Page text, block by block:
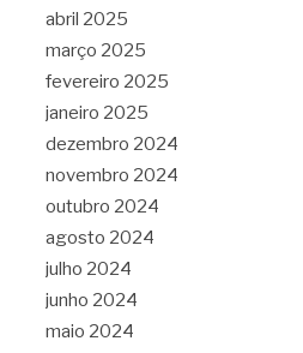
abril 2025
março 2025
fevereiro 2025
janeiro 2025
dezembro 2024
novembro 2024
outubro 2024
agosto 2024
julho 2024
junho 2024
maio 2024